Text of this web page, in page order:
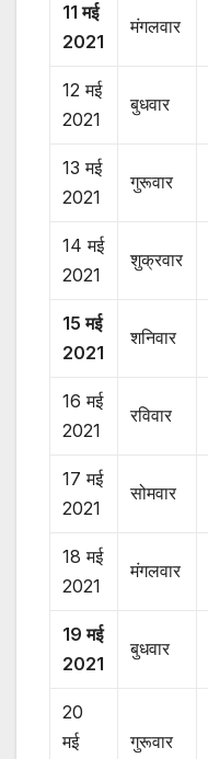
11 मई
2021
मंगलवार
12 मई
2021
बुधवार
13 मई
2021
गुरूवार
14 मई
2021
शुक्रवार
15 मई
2021
शनिवार
16 मई
2021
रविवार
17 मई
2021
सोमवार
18 मई
2021
मंगलवार
19 मई
2021
बुधवार
20
मई
गुरूवार